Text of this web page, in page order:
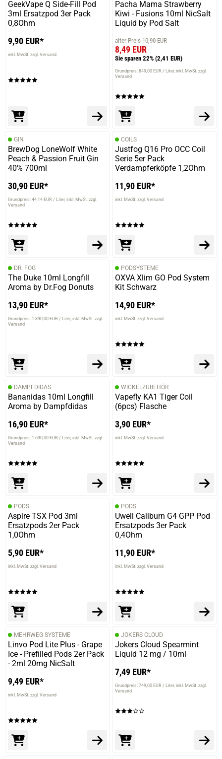
schmeckt super, Dampfe ich seit 1 Jahr.
12.01.2021 — via
Trustedshops.de
verifizierter Onlinekauf.
Sehr intensiv und Custard Mäßig
Trustedshops.de
Ralf P.
verifizierter Onlinekauf.
16.06.2020 — via
Trustedshops.de
Toller Geschmack interessantes Wohlschmeckendes
Liquid
10.03.2020 — viaTrustedshops.de
gute vanille.kommt aber erst im abgang
20.02.2020 — viaTrustedshops.de
Vanille mit der besonderen Art, wer das Aroma mag,
Ronny M.
verifizierter Onlinekauf.
Die bisher beste Vanille, die ich gedampft habe
Ronny M.
verifizierter Onlinekauf.
Trustedshops.de
Ronny M.
verifizierter Onlinekauf.
Die bisher beste Vanille, die ich gedampft habe
GeekVape Q Side-Fill Pod
3ml Ersatzpod 3er Pack
0,8Ohm
9,90 EUR*
inkl. MwSt. zzgl. Versand
Pacha Mama Strawberry
Kiwi - Fusions 10ml NicSalt
Liquid by Pod Salt
alter Preis 10,90 EUR
8,49 EUR
Sie sparen 22% (2,41 EUR)
Grundpreis: 849,00 EUR / Liter inkl. MwSt. zzgl.
Versand
GIN
BrewDog LoneWolf White
Peach & Passion Fruit Gin
40% 700ml
30,90 EUR*
Grundpreis: 44,14 EUR / Liter inkl. MwSt. zzgl.
Versand
COILS
Justfog Q16 Pro OCC Coil
Serie 5er Pack
Verdampferköpfe 1,2Ohm
11,90 EUR*
inkl. MwSt. zzgl. Versand
DR. FOG
The Duke 10ml Longfill
Aroma by Dr.Fog Donuts
13,90 EUR*
Grundpreis: 1.390,00 EUR / Liter inkl. MwSt. zzgl.
Versand
PODSYSTEME
OXVA Xlim GO Pod System
Kit Schwarz
14,90 EUR*
inkl. MwSt. zzgl. Versand
DAMPFDIDAS
Bananidas 10ml Longfill
Aroma by Dampfdidas
16,90 EUR*
Grundpreis: 1.690,00 EUR / Liter inkl. MwSt. zzgl.
Versand
WICKELZUBEHÖR
Vapefly KA1 Tiger Coil
(6pcs) Flasche
3,90 EUR*
inkl. MwSt. zzgl. Versand
PODS
Aspire TSX Pod 3ml
Ersatzpods 2er Pack
1,0Ohm
5,90 EUR*
inkl. MwSt. zzgl. Versand
PODS
Uwell Caliburn G4 GPP Pod
Ersatzpods 3er Pack
0,4Ohm
11,90 EUR*
inkl. MwSt. zzgl. Versand
MEHRWEG SYSTEME
Linvo Pod Lite Plus - Grape
Ice - Prefilled Pods 2er Pack
- 2ml 20mg NicSalt
9,49 EUR*
inkl. MwSt. zzgl. Versand
JOKERS CLOUD
Jokers Cloud Spearmint
Liquid 12 mg / 10ml
7,49 EUR*
Grundpreis: 749,00 EUR / Liter inkl. MwSt. zzgl.
Versand